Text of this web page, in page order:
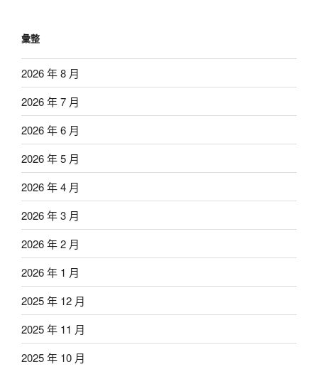
彙整
2026 年 8 月
2026 年 7 月
2026 年 6 月
2026 年 5 月
2026 年 4 月
2026 年 3 月
2026 年 2 月
2026 年 1 月
2025 年 12 月
2025 年 11 月
2025 年 10 月